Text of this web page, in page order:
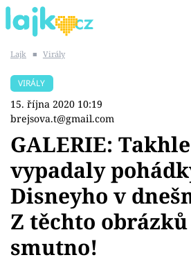
SHOPAHOLICADEL
Témata
Showbyznys
Youtubeři
Lajk ■ Virály
VIRÁLY
15. října 2020 10:19
brejsova.t@gmail.com
GALERIE:
vypadaly
Disneyho v
Z těchto
smutno!